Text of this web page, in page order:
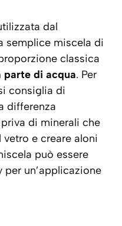
dal
semplice miscela di
classica
parte di acqua. Per
consiglia di
differenza
di minerali che
e creare aloni
può essere
per un’applicazione